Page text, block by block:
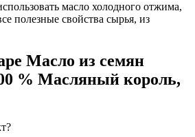
масло холодного отжима,
полезные свойства сырья, из
Масло из семян
% Масляный король,